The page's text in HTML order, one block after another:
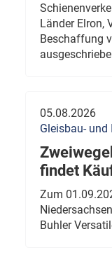
Länder Elron,
Beschaffung
05.08.2026
Gleisbau-
findet
Zum
Buhler